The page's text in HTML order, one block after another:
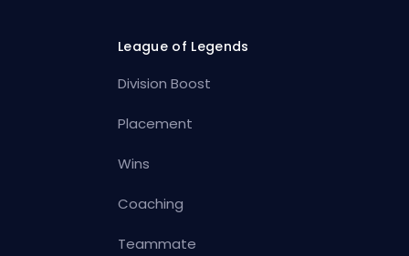
League of Legends
Division Boost
Placement
Wins
Coaching
Teammate